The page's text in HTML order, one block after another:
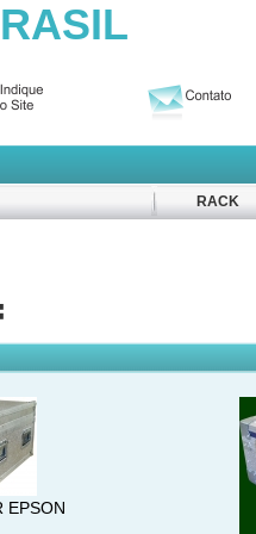
RACK
EPSON